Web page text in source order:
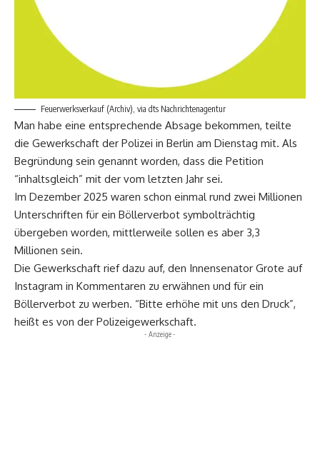
Feuerwerksverkauf (Archiv), via dts Nachrichtenagentur
Man habe eine entsprechende Absage bekommen, teilte
die Gewerkschaft der Polizei in Berlin am Dienstag mit. Als
Begründung sein genannt worden, dass die Petition
“inhaltsgleich” mit der vom letzten Jahr sei.
Im Dezember 2025 waren schon einmal rund zwei Millionen
Unterschriften für ein Böllerverbot symbolträchtig
übergeben worden, mittlerweile sollen es aber 3,3
Millionen sein.
Die Gewerkschaft rief dazu auf, den Innensenator Grote auf
Instagram in Kommentaren zu erwähnen und für ein
Böllerverbot zu werben. “Bitte erhöhe mit uns den Druck”,
heißt es von der Polizeigewerkschaft.
- Anzeige -